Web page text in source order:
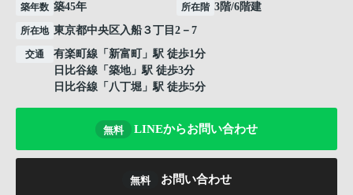
築年数 築45年 所在階 3階/6階建
所在地 東京都中央区入船 ３丁目2－7
交通 有楽町線 「 新富町
」駅 徒歩1分
日比谷線 「 築地」駅 徒歩3分
日比谷線 「 八丁堀 」駅 徒歩5分
無料 LINEからお問い合わせ
無料 お問い合わせ